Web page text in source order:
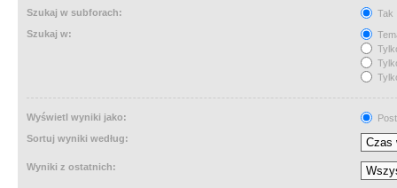
Szukaj w subforach:
Tak
Szukaj w:
Wyświetl wyniki jako:
Sortuj wyniki według:
Wyniki z ostatnich: